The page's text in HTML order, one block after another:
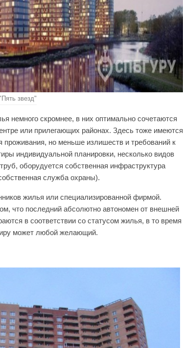
звезд"
немного скромнее, в них оптимально сочетаются
или прилегающих районах. Здесь тоже имеются
но меньше излишеств и требований к
индивидуальной планировки, несколько видов
оборудуется собственная инфраструктура
служба охраны).
жилья или специализированной фирмой.
что последний абсолютно автономен от внешней
в соответствии со статусом жилья, в то время
может любой желающий.